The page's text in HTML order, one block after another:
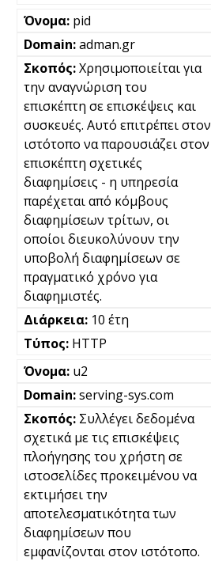
pid
adman.gr
Χρησιμοποιείται για
την αναγνώριση του
επισκέπτη σε επισκέψεις και
συσκευές. Αυτό επιτρέπει στον
ιστότοπο να παρουσιάζει στον
επισκέπτη σχετικές
διαφημίσεις - η υπηρεσία
παρέχεται από κόμβους
διαφημίσεων τρίτων, οι
οποίοι διευκολύνουν την
υποβολή διαφημίσεων σε
πραγματικό χρόνο για
διαφημιστές.
10 έτη
HTTP
u2
serving-sys.com
Συλλέγει δεδομένα
σχετικά με τις επισκέψεις
πλοήγησης του χρήστη σε
ιστοσελίδες προκειμένου να
εκτιμήσει την
αποτελεσματικότητα των
διαφημίσεων που
εμφανίζονται στον ιστότοπο.